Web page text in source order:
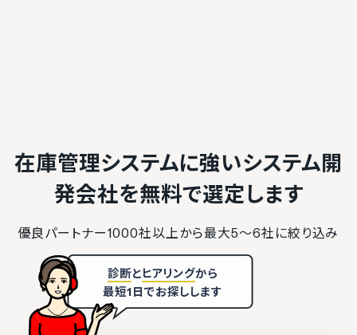
在庫管理システムに強いシステム開
発会社を無料で選定します
優良パートナー1000社以上から最大5〜6社に絞り込み
診断とヒアリングから
最短1日でお探しします